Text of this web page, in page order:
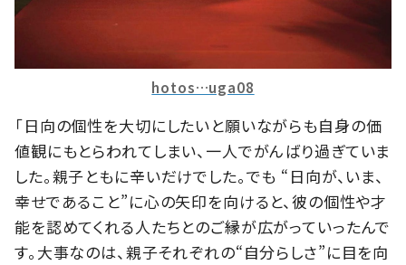
hotos…uga08
「日向の個性を大切にしたいと願いながらも自身の価
値観にもとらわれてしまい、一人でがんばり過ぎていま
した。親子ともに辛いだけでした。でも “日向が、いま、
幸せであること”に心の矢印を向けると、彼の個性や才
能を認めてくれる人たちとのご縁が広がっていったんで
す。大事なのは、親子それぞれの“自分らしさ”に目を向